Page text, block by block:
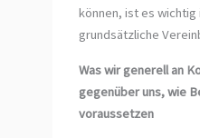
können, ist es
grundsätzliche
Was wir generell an
gegenüber uns, wie
voraussetzen